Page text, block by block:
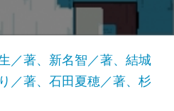
／著、新名智／著、結城
／著、石田夏穂／著、杉